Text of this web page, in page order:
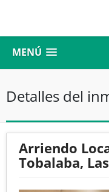
MENÚ
Detalles del
Arriendo
Tobalaba,